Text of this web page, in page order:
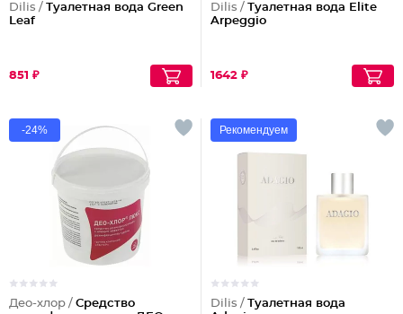
Dilis / Туалетная вода Green
Leaf
851 ₽
Dilis / Туалетная вода Elite
Arpeggio
1642 ₽
-24%
Део-хлор / Средство
Рекомендуем
Dilis / Туалетная вода